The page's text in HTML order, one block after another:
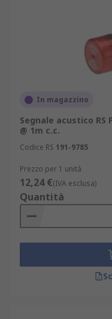
In magazzino
Segnale acustico RS
@ 1m c.c.
Codice RS 191-9785
Prezzo per 1 unità
12,24 €(IVA esclusa)
Quantità